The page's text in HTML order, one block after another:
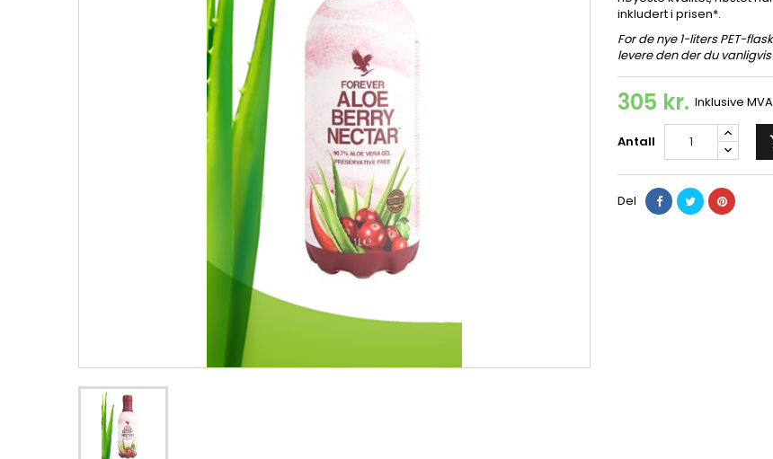
inkludert i prisen*.
For de nye 1-liters PET-
levere den der du
305 kr. Inklusive MVA
Antall
Del